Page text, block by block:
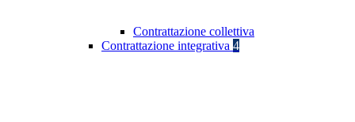
Contrattazione collettiva
Contrattazione integrativa 4